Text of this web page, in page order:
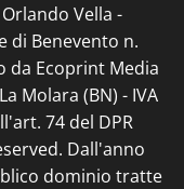
Vella -
di Benevento n.
da Ecoprint Media
Molara (BN) - IVA
74 del DPR
Dall'anno
dominio tratte